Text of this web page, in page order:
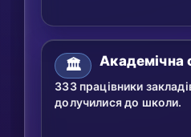
🏛️ Академічна
333 працівники
долучилися до школи.